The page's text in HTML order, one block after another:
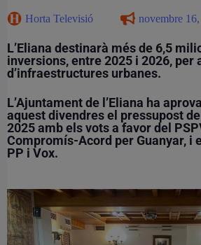
Horta Televisió novembre
L’Eliana destinarà més de 6,5
inversions, entre 2025 i 2026, per
d’infraestructures urbanes.
L’Ajuntament de l’Eliana ha
aquest divendres el pressupost de
2025 amb els vots a favor del
Compromís-Acord per Guanyar, i
PP i Vox.